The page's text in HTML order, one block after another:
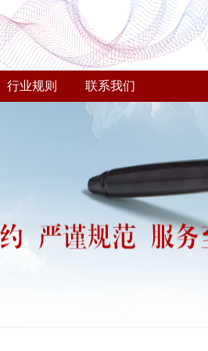
行业规则 联系我们